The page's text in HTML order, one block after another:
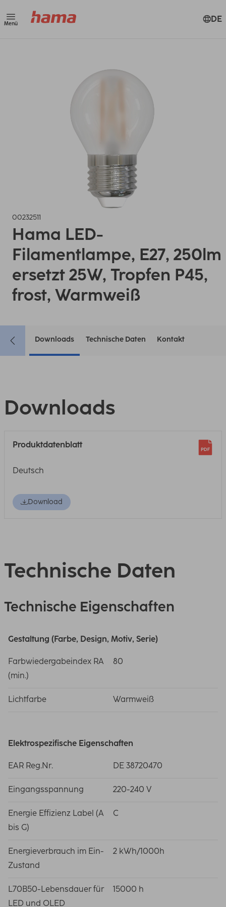
Menü DE
00232511
Hama LED-
Filamentlampe, E27, 250lm
ersetzt 25W, Tropfen P45,
frost, Warmweiß
Downloads Technische Daten Kontakt
Downloads
Produktdatenblatt
Deutsch
Download
Technische Daten
Technische Eigenschaften
Gestaltung (Farbe, Design, Motiv, Serie)
Farbwiedergabeindex RA
(min.)
80
Lichtfarbe Warmweiß
Elektrospezifische Eigenschaften
EAR Reg.Nr. DE 38720470
Eingangsspannung 220-240 V
Energie Effizienz Label (A
bis G)
C
Energieverbrauch im Ein-
Zustand
2 kWh/1000h
L70B50-Lebensdauer für
LED und OLED
15000 h